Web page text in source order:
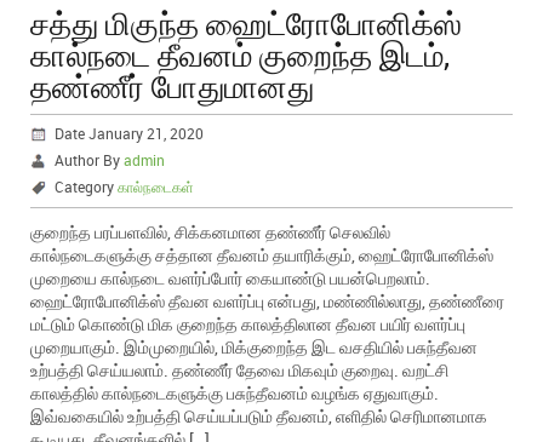
சத்து மிகுந்த ஹைட்ரோபோனிக்ஸ்
கால்நடை தீவனம் குறைந்த இடம்,
தண்ணீர் போதுமானது
Date January 21, 2020
Author Byadmin
Categoryகால்நடைகள்
குறைந்த பரப்பளவில், சிக்கனமான தண்ணீர் செலவில்
கால்நடைகளுக்கு சத்தான தீவனம் தயாரிக்கும், ஹைட்ரோபோனிக்ஸ்
முறையை கால்நடை வளர்ப்போர் கையாண்டு பயன்பெறலாம்.
ஹைட்ரோபோனிக்ஸ் தீவன வளர்ப்பு என்பது, மண்ணில்லாது, தண்ணீரை
மட்டும் கொண்டு மிக குறைந்த காலத்திலான தீவன பயிர் வளர்ப்பு
முறையாகும். இம்முறையில், மிக்குறைந்த இட வசதியில் பசுந்தீவன
உற்பத்தி செய்யலாம். தண்ணீர் தேவை மிகவும் குறைவு. வறட்சி
காலத்தில் கால்நடைகளுக்கு பசுந்தீவனம் வழங்க ஏதுவாகும்.
இவ்வகையில் உற்பத்தி செய்யப்படும் தீவனம், எளிதில் செரிமானமாக